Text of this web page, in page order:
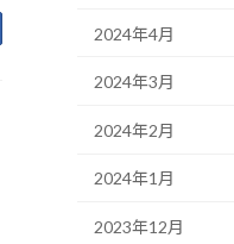
2024年4月
2024年3月
2024年2月
2024年1月
2023年12月